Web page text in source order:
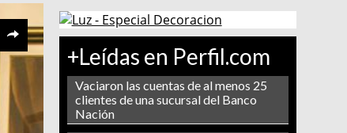
+Leídas en Perfil.com
Vaciaron las cuentas de al menos 25
clientes de una sucursal del Banco
Nación